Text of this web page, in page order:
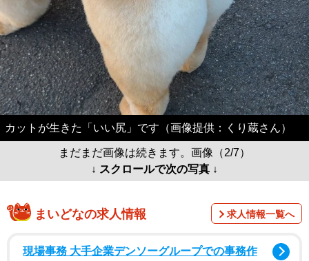
カットが生きた「いい尻」です（画像提供：くり蔵さん）
まだまだ画像は続きます。画像（2/7）
↓ スクロールで次の写真 ↓
まいどなの求人情報 求人情報一覧へ
現場事務 大手企業デンソーグループでの事務作